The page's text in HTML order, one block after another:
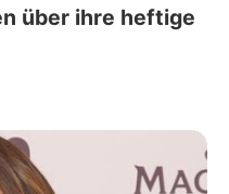
über ihre heftige